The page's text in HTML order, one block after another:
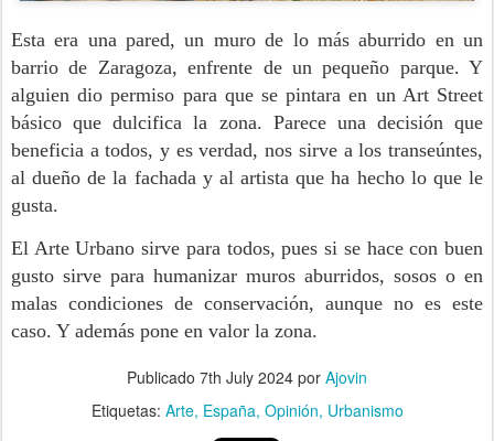
Esta era una pared, un muro de lo más aburrido en un
barrio de Zaragoza, enfrente de un pequeño parque. Y
alguien dio permiso para que se pintara en un Art Street
básico que dulcifica la zona. Parece una decisión que
beneficia a todos, y es verdad, nos sirve a los transeúntes,
al dueño de la fachada y al artista que ha hecho lo que le
gusta.
El Arte Urbano sirve para todos, pues si se hace con buen
gusto sirve para humanizar muros aburridos, sosos o en
malas condiciones de conservación, aunque no es este
caso. Y además pone en valor la zona.
Publicado 7th July 2024 por Ajovin
Etiquetas: Arte España Opinión Urbanismo